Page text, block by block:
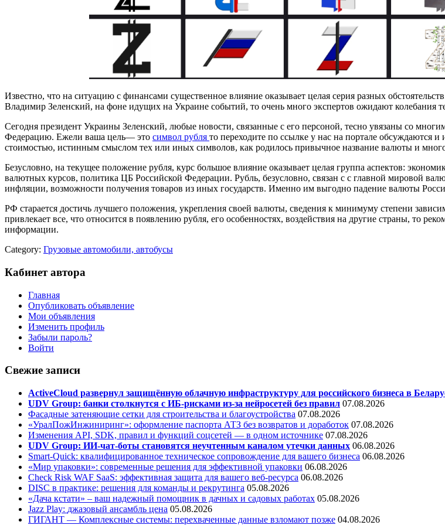
Известно, что на ситуацию с финансами существенное влияние оказывает целая серия разных
Владимир Зеленский, на фоне идущих на Украине событий, то очень много экспертов ожидают колебания
Сегодня президент Украины Зеленский, любые новости, связанные с его персоной, тесно увязаны со
Федерацию. Ежели ваша цель— это символ рубля то переходите по ссылке у нас на портале обсуждаются
стоимостью, истинным смыслом тех или иных символов, как родилось привычное название валюты и
Безусловно, на текущее положение рубля, курс большое влияние оказывает целая группа аспектов:
валютных курсов, политика ЦБ Российской Федерации. Рубль, безусловно, связан с с главной мировой
инфляции, возможности получения товаров из иных государств. Именно им выгодно падение валюты
РФ старается достичь лучшего положения, укрепления своей валюты, сведения к минимуму степени
привлекает все, что относится в появлению рубля, его особенностях, воздействия на другие страны, то
информации.
Category: Грузовые автомобили, автобусы
Кабинет автора
Главная
Опубликовать объявление
Мои объявления
Изменить профиль
Забыли пароль?
Войти
Свежие записи
ActiveCloud развернул защищённую облачную инфраструктуру для российского бизнеса в
UDV Group: банки столкнутся с ИБ-рисками из-за нейросетей без правил 07.08.2026
Фасадные затеняющие сетки для строительства и благоустройства 07.08.2026
«УралПожИнжиниринг»: оформление паспорта АТЗ без возвратов и доработок 07.08.2026
Изменения API, SDK, правил и функций соцсетей — в одном источнике 07.08.2026
UDV Group: ИИ-чат-боты становятся неучтенным каналом утечки данных 06.08.2026
Smart-Quick: квалифицированное техническое сопровождение для вашего бизнеса 06.08.2026
«Мир упаковки»: современные решения для эффективной упаковки 06.08.2026
Check Risk WAF SaaS: эффективная защита для вашего веб-ресурса 06.08.2026
DISC в практике: решения для команды и рекрутинга 05.08.2026
«Дача кстати» – ваш надежный помощник в дачных и садовых работах 05.08.2026
Jazz Play: джазовый ансамбль цена 05.08.2026
ГИГАНТ — Комплексные системы: перехваченные данные взломают позже 04.08.2026